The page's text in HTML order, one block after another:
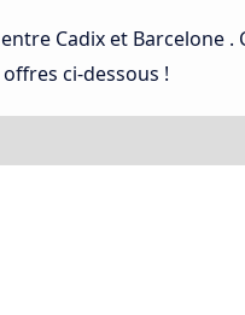
Cadix et Barcelone .
ci-dessous !